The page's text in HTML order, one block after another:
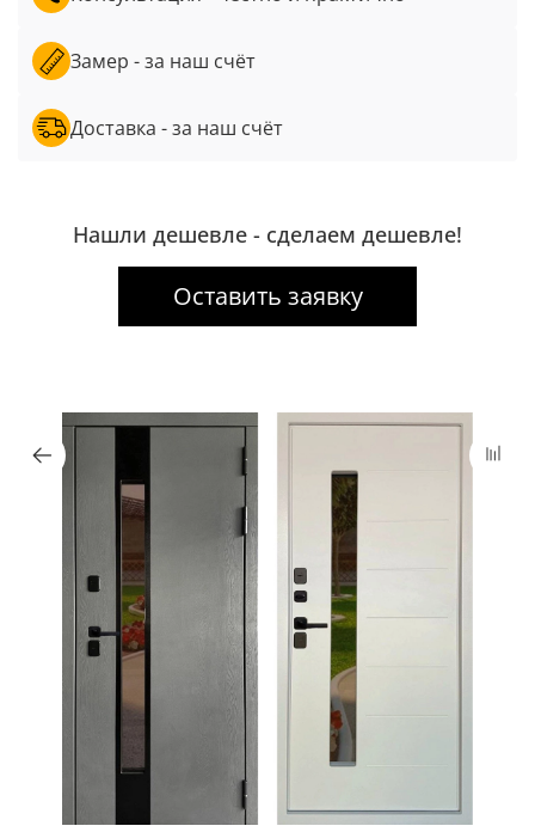
Замер - за наш счёт
Доставка - за наш счёт
Нашли дешевле - сделаем дешевле!
Оставить заявку